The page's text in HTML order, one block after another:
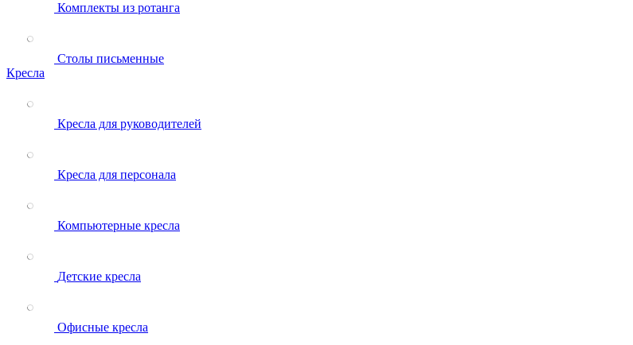
Комплекты из ротанга
Столы письменные
Кресла
Кресла для руководителей
Кресла для персонала
Компьютерные кресла
Детские кресла
Офисные кресла